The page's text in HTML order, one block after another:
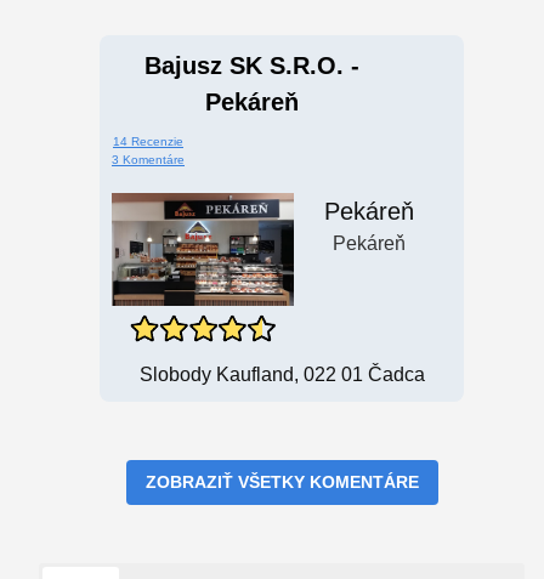
Bajusz SK S.r.o. -
Pekáreň
14 Recenzie
3 Komentáre
Pekáreň
Pekáreň
Slobody Kaufland, 022 01 Čadca
ZOBRAZIŤ VŠETKY KOMENTÁRE